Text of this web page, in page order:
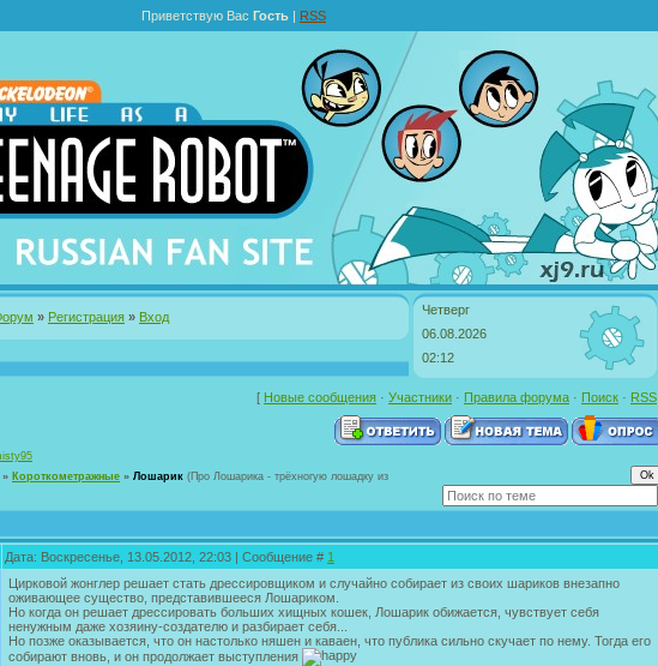
Приветствую Вас Гость | RSS
» Регистрация » Вход
Четверг
06.08.2026
02:12
[ Новые сообщения · Участники · Правила форума · Поиск · RSS
» Короткометражные » Лошарик (Про Лошарика - трёхногую лошадку из
Дата: Воскресенье, 13.05.2012, 22:03 | Сообщение # 1
Цирковой жонглер решает стать дрессировщиком и случайно собирает из своих шариков внезапно
оживающее существо, представившееся Лошариком.
Но когда он решает дрессировать больших хищных кошек, Лошарик обижается, чувствует себя
ненужным даже хозяину-создателю и разбирает себя...
Но позже оказывается, что он настолько няшен и каваен, что публика сильно скучает по нему. Тогда его
собирают вновь, и он продолжает выступления